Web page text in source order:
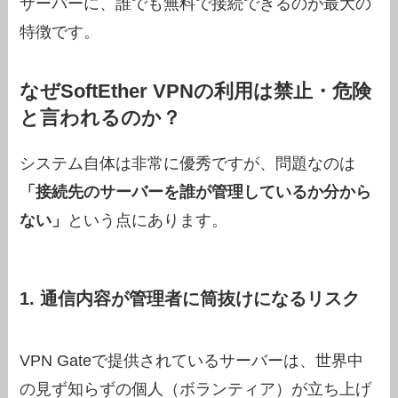
サーバーに、誰でも無料で接続できるのが最大の
特徴です。
なぜSoftEther VPNの利用は禁止・危険
と言われるのか？
システム自体は非常に優秀ですが、問題なのは
「接続先のサーバーを誰が管理しているか分から
ない」
という点にあります。
1. 通信内容が管理者に筒抜けになるリスク
VPN Gateで提供されているサーバーは、世界中
の見ず知らずの個人（ボランティア）が立ち上げ